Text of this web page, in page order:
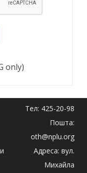
only)
Тел: 425-20-98
Пошта:
oth@nplu.org
Адреса: вул.
Михайла